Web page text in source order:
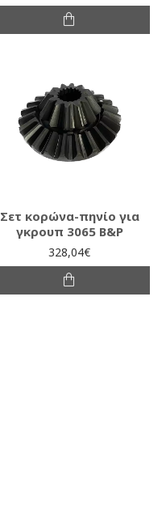
Σετ κορώνα-πηνίο για
γκρουπ 3065 B&P
328,04€